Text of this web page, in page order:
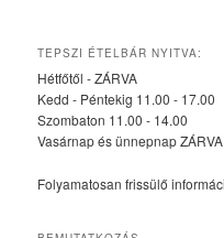
TEPSZI ÉTELBÁR NYITVA:
Hétfőtől - ZÁRVA
Kedd - Péntekig 11.00 - 17.00
Szombaton 11.00 - 14.00
Vasárnap és ünnepnap ZÁRVA
Folyamatosan frissülő